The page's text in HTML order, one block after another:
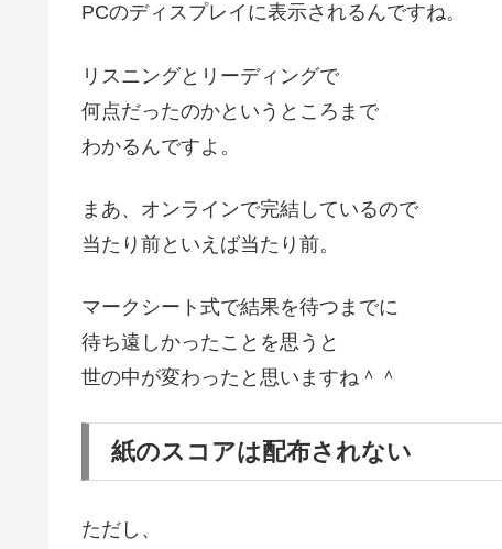
PCのディスプレイに表示されるんですね。
リスニングとリーディングで
何点だったのかというところまで
わかるんですよ。
まあ、オンラインで完結しているので
当たり前といえば当たり前。
マークシート式で結果を待つまでに
待ち遠しかったことを思うと
世の中が変わったと思いますね＾＾
紙のスコアは配布されない
ただし、